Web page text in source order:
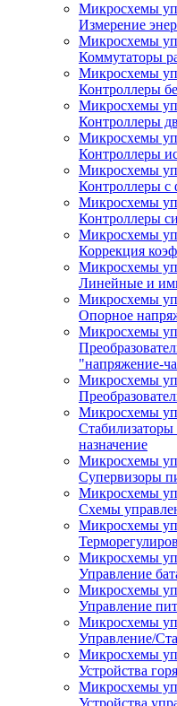
Микросхемы
Измерение
Микросхемы
Коммутаторы
Микросхемы
Контроллеры
Микросхемы
Контроллеры
Микросхемы
Контроллеры
Микросхемы
Контроллеры
Микросхемы
Контроллеры
Микросхемы
Коррекция
Микросхемы
Линейные и
Микросхемы
Опорное
Микросхемы
"напряжение-
Микросхемы
Микросхемы
назначение
Микросхемы
Супервизоры
Микросхемы
Схемы
Микросхемы
Микросхемы
Управление
Микросхемы
Управление
Микросхемы
Управление/
Микросхемы
Устройства
Микросхемы
Устройства